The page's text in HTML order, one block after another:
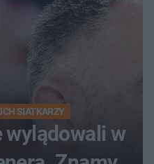
SIATKARZY
wylądowali w